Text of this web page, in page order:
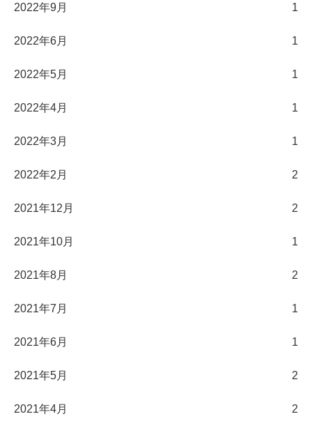
2022年9月 1
2022年6月 1
2022年5月 1
2022年4月 1
2022年3月 1
2022年2月 2
2021年12月 2
2021年10月 1
2021年8月 2
2021年7月 1
2021年6月 1
2021年5月 2
2021年4月 2